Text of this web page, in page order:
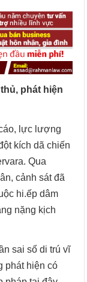
phát hiện
lực lượng
kích dã chiến
Qua
cảnh sát đã
hi.ếp dâm
nặng kịch
sai số di trú vĩ
phát hiện có